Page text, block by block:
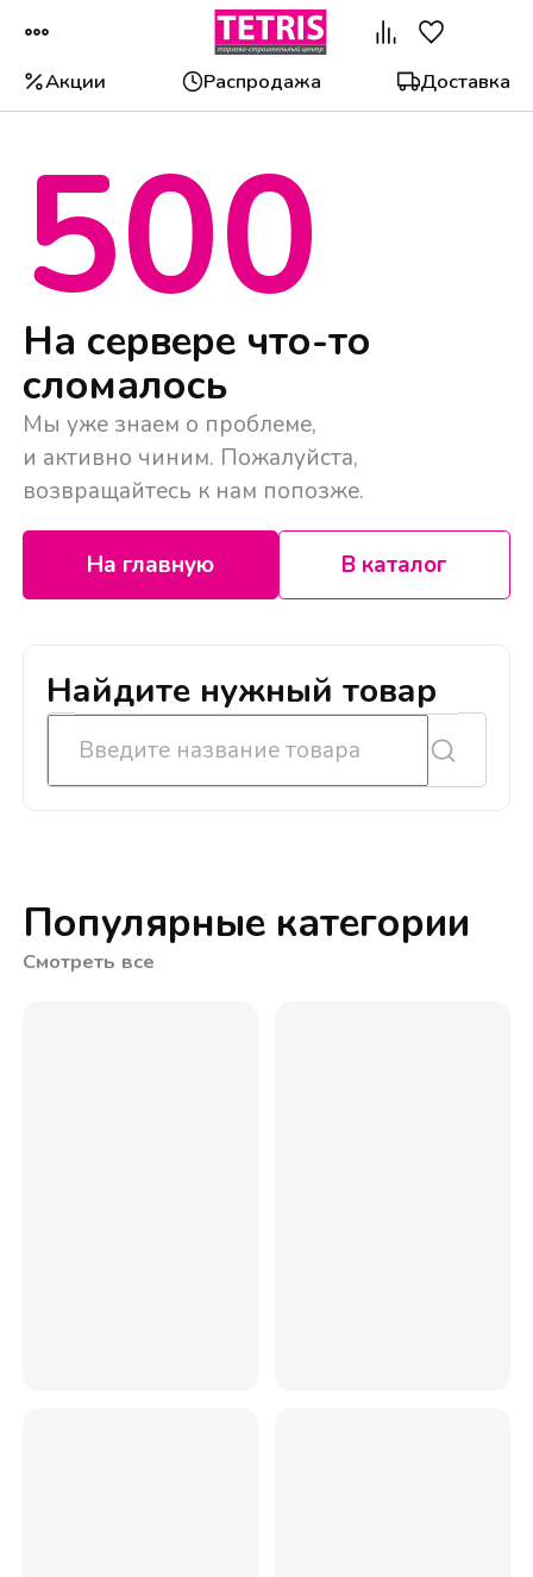
Акции Распродажа Доставка
500
На сервере что-то
сломалось
Мы уже знаем о проблеме,
и активно чиним. Пожалуйста,
возвращайтесь к нам попозже.
На главную В каталог
Найдите нужный товар
Популярные категории
Смотреть все